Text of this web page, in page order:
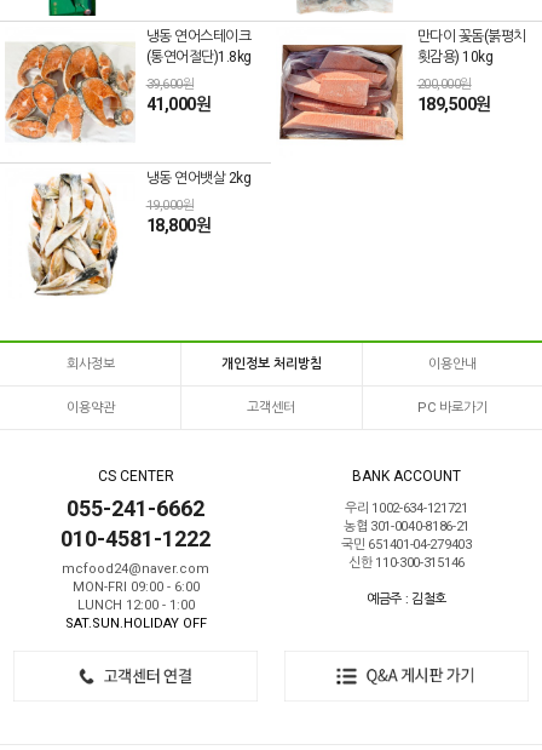
냉동 연어스테이크
(통연어절단)1.8kg
39,600원
41,000원
만다이 꽃돔(붉평치
횟감용) 10kg
200,000원
189,500원
냉동 연어뱃살 2kg
19,000원
18,800원
회사정보 개인정보 처리방침 이용안내
이용약관 고객센터 PC 바로가기
CS CENTER
055-241-6662
010-4581-1222
mcfood24@naver.com
MON-FRI 09:00 - 6:00
LUNCH 12:00 - 1:00
SAT.SUN.HOLIDAY OFF
BANK ACCOUNT
우리 1002-634-121721
농협 301-0040-8186-21
국민 651401-04-279403
신한 110-300-315146
예금주 : 김철호